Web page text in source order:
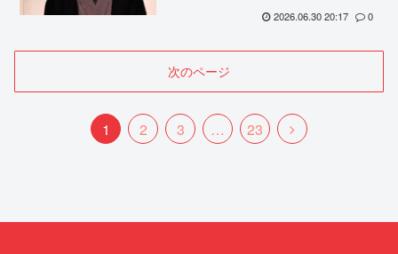
2026.06.30 20:17 0
次のページ
1 2 3 … 23
次